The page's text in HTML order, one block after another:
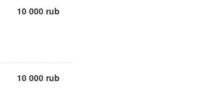
10 000 rub
10 000 rub